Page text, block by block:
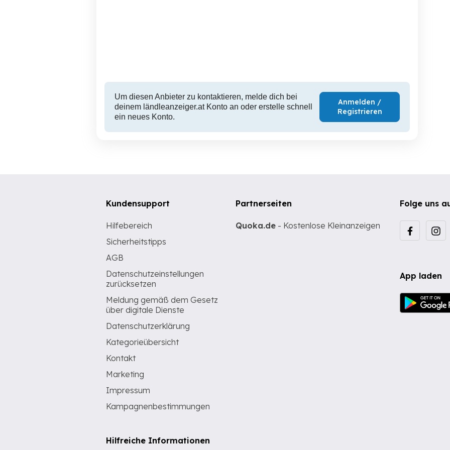
Um diesen Anbieter zu kontaktieren, melde dich bei
deinem ländleanzeiger.at Konto an oder erstelle schnell
ein neues Konto.
Anmelden /
Registrieren
Folge uns
App laden
Kundensupport
Hilfebereich
Sicherheitstipps
AGB
Datenschutzeinstellungen
zurücksetzen
Meldung gemäß dem Gesetz
über digitale Dienste
Datenschutzerklärung
Kategorieübersicht
Kontakt
Marketing
Impressum
Kampagnenbestimmungen
Hilfreiche Informationen
Partnerseiten
Quoka.de - Kostenlose Kleinanzeigen